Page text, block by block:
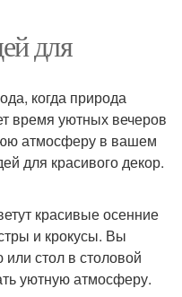
для
когда природа
время уютных вечеров
атмосферу в вашем
для красивого декор.
красивые осенние
и крокусы. Вы
стол в столовой
уютную атмосферу.